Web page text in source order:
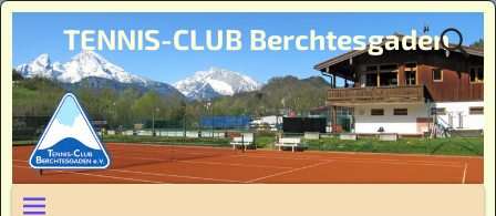
TENNIS-CLUB Berchtesgaden